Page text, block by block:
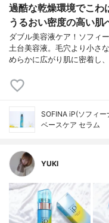
過酷な乾燥環境でこわ
うるおい密度の高い肌
ダブル美容液ケア！ソフィ
土台美容液。毛穴より小さ
めらかに広がり肌に密着し
SOFINA iP(ソフィー
ベースケア セラム
YUKI